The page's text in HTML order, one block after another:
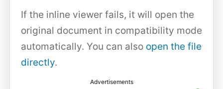
If the inline viewer fails, it will open the
original document in compatibility mode
automatically. You can also open the file
directly.
Advertisements